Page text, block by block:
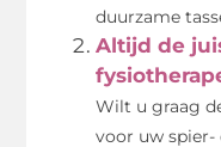
duurzame
Altijd de
Wilt u graag
voor uw